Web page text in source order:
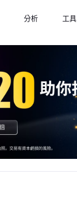
分析 工具